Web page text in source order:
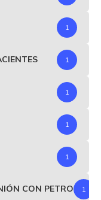
1
1
1
1
1
CON PETRO 1